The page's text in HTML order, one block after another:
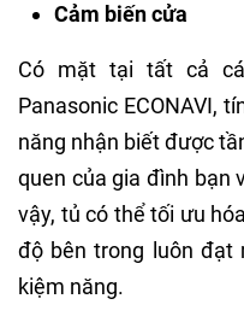
Cảm biến cửa
Có mặt tại tất cả
Panasonic ECONAVI,
năng nhận biết được
quen của gia đình bạn
vậy, tủ có thể tối ưu
độ bên trong luôn đạt
kiệm năng.